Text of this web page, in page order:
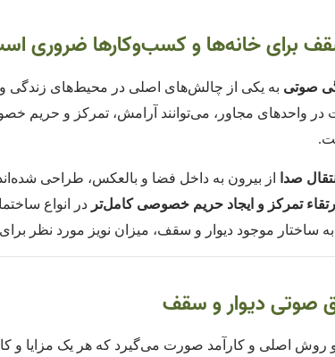
برای خانه‌ها و کسب‌وکارها ضروری
صوتی به یکی از چالش‌های اصلی در محیط‌های زندگی
واحدهای مجاور، می‌توانند آرامش، تمرکز و حریم
صدا
از بیرون به داخل فضا و بالعکس، طراحی
تمرکز و ایجاد حریم خصوصی کامل‌تر در انواع
ساختار موجود دیوار و سقف، میزان نویز مورد نظر
صوتی دیوار و سقف
روش اصلی و کارآمد صورت می‌گیرد که هر یک مزایا و